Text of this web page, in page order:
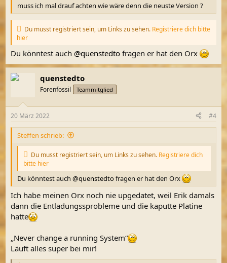
muss ich mal drauf achten wie wäre denn die neuste Version ?
Du musst registriert sein, um Links zu sehen. Registriere dich bitte
hier
Du könntest auch @quenstedto fragen er hat den Orx
quenstedto
Forenfossil Teammitglied
20 März 2022 #4
Steffen schrieb:
Du musst registriert sein, um Links zu sehen. Registriere dich
bitte hier
Du könntest auch@quenstedtofragen er hat den Orx
Ich habe meinen Orx noch nie upgedatet, weil Erik damals
dann die Entladungssprobleme und die kaputte Platine
hatte
„Never change a running System“
Läuft alles super bei mir!